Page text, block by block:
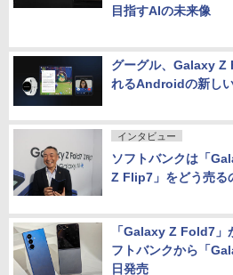
目指すAIの未来像
グーグル、Galaxy Z
れるAndroidの新し
インタビュー
ソフトバンクは「
Z Flip7」をどう売る
「Galaxy Z Fold7」
フトバンクから「
日発売